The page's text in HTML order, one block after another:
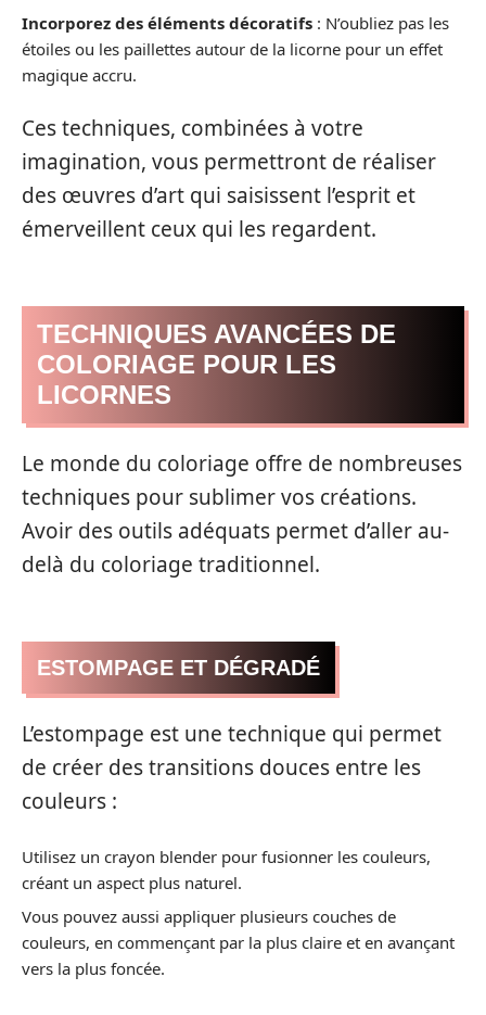
Incorporez des éléments décoratifs : N’oubliez pas les
étoiles ou les paillettes autour de la licorne pour un effet
magique accru.
Ces techniques, combinées à votre
imagination, vous permettront de réaliser
des œuvres d’art qui saisissent l’esprit et
émerveillent ceux qui les regardent.
TECHNIQUES AVANCÉES DE
COLORIAGE POUR LES
LICORNES
Le monde du coloriage offre de nombreuses
techniques pour sublimer vos créations.
Avoir des outils adéquats permet d’aller au-
delà du coloriage traditionnel.
ESTOMPAGE ET DÉGRADÉ
L’estompage est une technique qui permet
de créer des transitions douces entre les
couleurs :
Utilisez un crayon blender pour fusionner les couleurs,
créant un aspect plus naturel.
Vous pouvez aussi appliquer plusieurs couches de
couleurs, en commençant par la plus claire et en avançant
vers la plus foncée.